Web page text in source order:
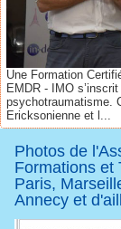
Une Formation
EMDR - IMO
psychotraumatisme.
Ericksonienne et l...
Photos de
Formations et
Paris,
Annecy et